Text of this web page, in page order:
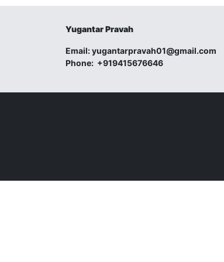
Yugantar Pravah
Email:yugantarpravah01@gmail.com
Phone: +919415676646